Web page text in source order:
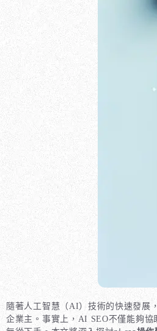
隨著人工智慧（AI）技術的快速發展
企業主。事實上，AI SEO不僅能夠